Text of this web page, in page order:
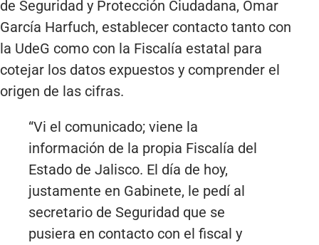
de Seguridad y Protección Ciudadana, Omar
García Harfuch, establecer contacto tanto con
la UdeG como con la Fiscalía estatal para
cotejar los datos expuestos y comprender el
origen de las cifras.
“Vi el comunicado; viene la
información de la propia Fiscalía del
Estado de Jalisco. El día de hoy,
justamente en Gabinete, le pedí al
secretario de Seguridad que se
pusiera en contacto con el fiscal y